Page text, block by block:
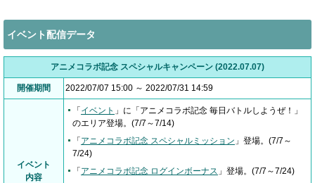
イベント配信データ
アニメコラボ記念 スペシャルキャンペーン (2022.07.07)
開催期間 2022/07/07 15:00 ～ 2022/07/31 14:59
イベント
内容
「 イベント 」に「アニメコラボ記念 毎日バトルしようぜ！」
のエリア登場。(7/7～7/14)
「 アニメコラボ記念 スペシャルミッション 」登場。(7/7～
7/24)
「 アニメコラボ記念 ログインボーナス 」登場。(7/7～7/24)